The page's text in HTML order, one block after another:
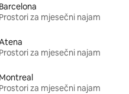
Barcelona
Prostori za mjesečni najam
Prostori za mjesečni najam
Montreal
Prostori za mjesečni najam